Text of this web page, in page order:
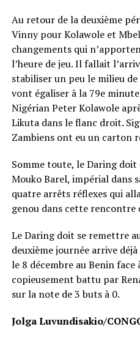
Au retour de la deuxième
Vinny pour Kolawole et
changements qui
l’heure de jeu. Il fallait
stabiliser un peu le milieu
vont égaliser à la 79e
Nigérian Peter Kolawole
Likuta dans le flanc droit.
Zambiens ont eu un carton
Somme toute, le Daring
Mouko Barel, impérial dans
quatre arrêts réflexes qui
genou dans cette rencontre
Le Daring doit se remettre
deuxième journée arrive
le 8 décembre au Benin face
copieusement battu par
sur la note de 3 buts à 0.
Jolga Luvundisakio/